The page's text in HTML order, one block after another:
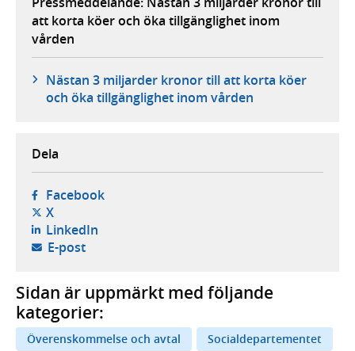
att korta köer och öka tillgänglighet inom
vården
Nästan 3 miljarder kronor till att korta köer
och öka tillgänglighet inom vården
Dela
Facebook- öppnas i ny flik, extern webbplats,
X- öppnas i ny flik, extern webbplats,
LinkedIn- öppnas i ny flik, extern webbplats,
E-post- öppnar din e-postklient,
Sidan är uppmärkt med följande
kategorier:
Överenskommelse och avtal
Socialdepartementet